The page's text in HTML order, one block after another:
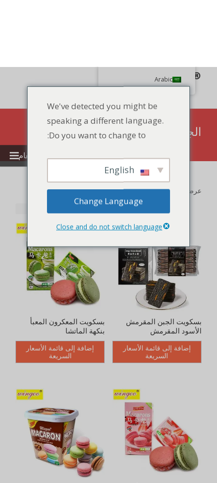
قائمة الطعام
الجبن
عرض نتائج 1P1T-12 من 27
بسكويت الجبن المقرمش
الأسود المقرمش
إضافة إلى قائمة الأسعار
السريعة
بسكويت المعكرون المعبأ
بنكهة الماتشا
إضافة إلى قائمة الأسعار
السريعة
Do you want to change to:
English
Change Language
Close and do not switch language